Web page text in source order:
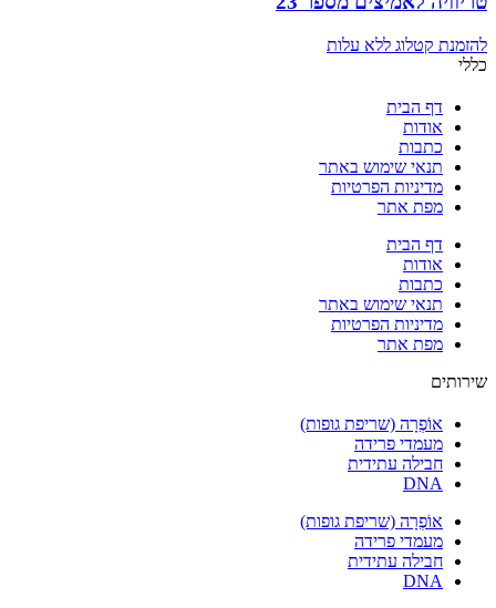
להזמנת קטלוג ללא עלות
כללי
דף הבית
אודות
כתבות
תנאי שימוש באתר
מדיניות הפרטיות
מפת אתר
דף הבית
אודות
כתבות
תנאי שימוש באתר
מדיניות הפרטיות
מפת אתר
שירותים
אוֹפְרָה (שריפת גופות)
מעמדי פרידה
חבילה עתידית
DNA
אוֹפְרָה (שריפת גופות)
מעמדי פרידה
חבילה עתידית
DNA